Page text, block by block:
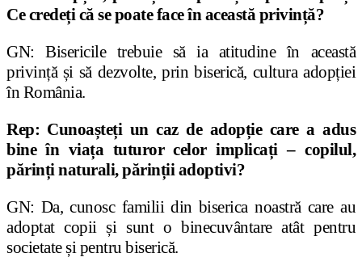
Ce credeți că se poate face în această privință?
GN: Bisericile trebuie să ia atitudine în această
privință și să dezvolte, prin biserică, cultura adopției
în România.
Rep: Cunoașteți un caz de adopție care a adus
bine în viața tuturor celor implicați – copilul,
părinți naturali, părinții adoptivi?
GN: Da, cunosc familii din biserica noastră care au
adoptat copiiși sunt o binecuvântare atât pentru
societateși pentru biserică.